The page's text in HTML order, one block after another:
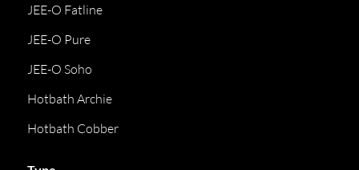
JEE-O Fatline
JEE-O Pure
JEE-O Soho
Hotbath Archie
Hotbath Cobber